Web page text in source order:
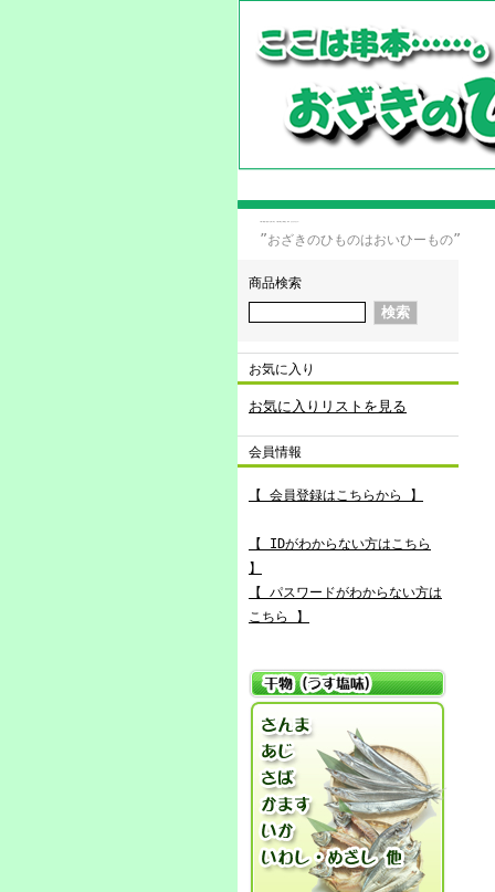
”おざきのひものはおいひーもの”
商品検索
お気に入り
お気に入りリストを見る
会員情報
【 会員登録はこちらから 】
【 IDがわからない方はこちら
】
【 パスワードがわからない方は
こちら 】